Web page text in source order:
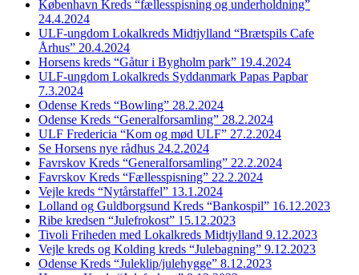
København Kreds “fællesspisning og underholdning”
24.4.2024
ULF-ungdom Lokalkreds Midtjylland “Brætspils Cafe
Århus” 20.4.2024
Horsens kreds “Gåtur i Bygholm park” 19.4.2024
ULF-ungdom Lokalkreds Syddanmark Papas Papbar
7.3.2024
Odense Kreds “Bowling” 28.2.2024
Odense Kreds “Generalforsamling” 28.2.2024
ULF Fredericia “Kom og mød ULF” 27.2.2024
Se Horsens nye rådhus 24.2.2024
Favrskov Kreds “Generalforsamling” 22.2.2024
Favrskov Kreds “Fællesspisning” 22.2.2024
Vejle kreds “Nytårstaffel” 13.1.2024
Lolland og Guldborgsund Kreds “Bankospil” 16.12.2023
Ribe kredsen “Julefrokost” 15.12.2023
Tivoli Friheden med Lokalkreds Midtjylland 9.12.2023
Vejle kreds og Kolding kreds “Julebagning” 9.12.2023
Odense Kreds “Juleklip/julehygge” 8.12.2023